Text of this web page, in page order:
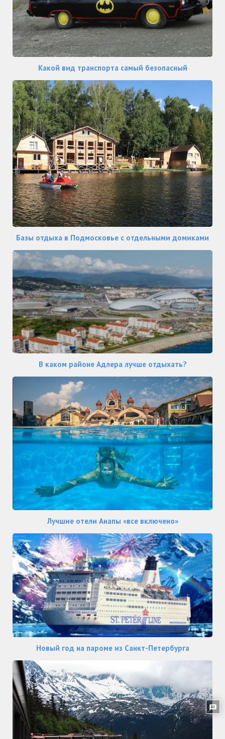
Какой вид транспорта самый безопасный
Базы отдыха в Подмосковье с отдельными домиками
В каком районе Адлера лучше отдыхать?
Лучшие отели Анапы «все включено»
Новый год на пароме из Санкт-Петербурга